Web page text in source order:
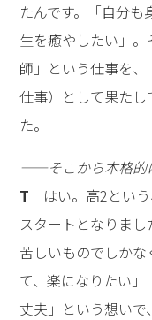
たんです。「自分
生を癒やしたい」
師」という仕事を
仕事）として果た
た。
――そこから本格的
T はい。高2とい
スタートとなりま
苦しいものでしか
て、楽になりたい
丈夫」という想い